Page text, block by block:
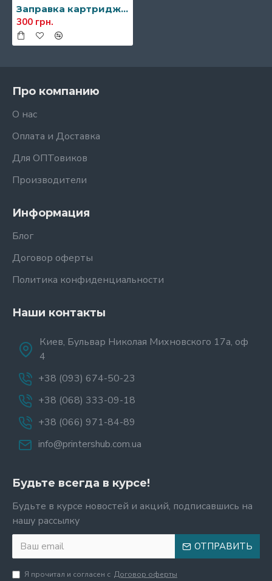
Заправка картриджа Samsung MLT-D111S/MLT-D111L
300 грн.
Про компанию
О нас
Оплата и Доставка
Для ОПТовиков
Производители
Информация
Блог
Договор оферты
Политика конфиденциальности
Наши контакты
Киев, Бульвар Николая Михновского 17а, оф
4
+38 (093) 674-50-23
+38 (068) 333-09-18
+38 (066) 971-84-89
info@printershub.com.ua
Будьте всегда в курсе!
Будьте в курсе новостей и акций, подписавшись на
нашу рассылку
ОТПРАВИТЬ
Я прочитал и согласен с Договор оферты